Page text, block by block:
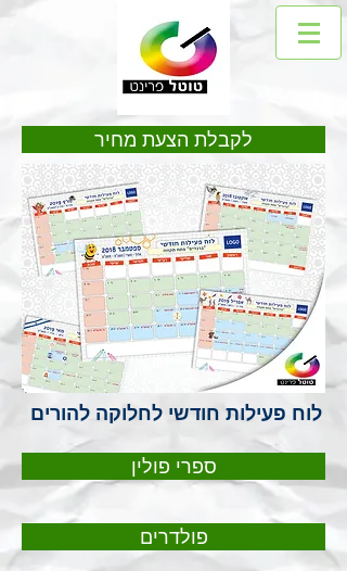
לוח פעילות חודשי לחלוקה להורים
לקבלת הצעת מחיר
פולדרים
ספרי פולין